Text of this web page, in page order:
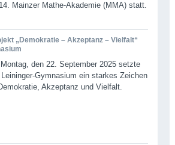
Mainzer Mathe-Akademie (MMA) statt.
„Demokratie – Akzeptanz – Vielfalt“
den 22. September 2025 setzte
Gymnasium ein starkes Zeichen
Akzeptanz und Vielfalt.